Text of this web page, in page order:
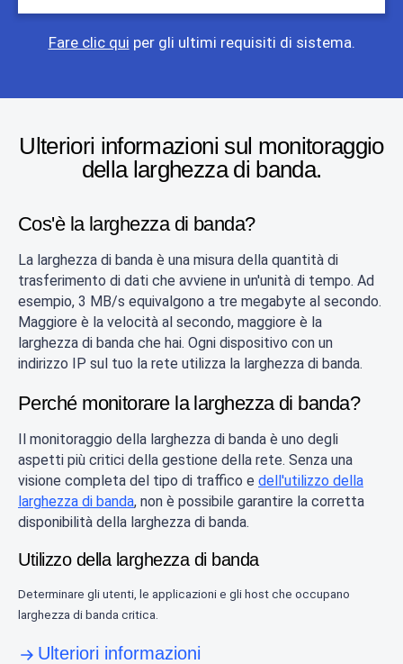
Fare clic qui per gli ultimi requisiti di sistema.
Ulteriori informazioni sul monitoraggio
della larghezza di banda.
Cos'è la larghezza di banda?
La larghezza di banda è una misura della quantità di
trasferimento di dati che avviene in un'unità di tempo. Ad
esempio, 3 MB/s equivalgono a tre megabyte al secondo.
Maggiore è la velocità al secondo, maggiore è la
larghezza di banda che hai. Ogni dispositivo con un
indirizzo IP sul tuo la rete utilizza la larghezza di banda.
Perché monitorare la larghezza di banda?
Il monitoraggio della larghezza di banda è uno degli
aspetti più critici della gestione della rete. Senza una
visione completa del tipo di traffico e dell'utilizzo della
larghezza di banda, non è possibile garantire la corretta
disponibilità della larghezza di banda.
Utilizzo della larghezza di banda
Determinare gli utenti, le applicazioni e gli host che occupano
larghezza di banda critica.
Ulteriori informazioni